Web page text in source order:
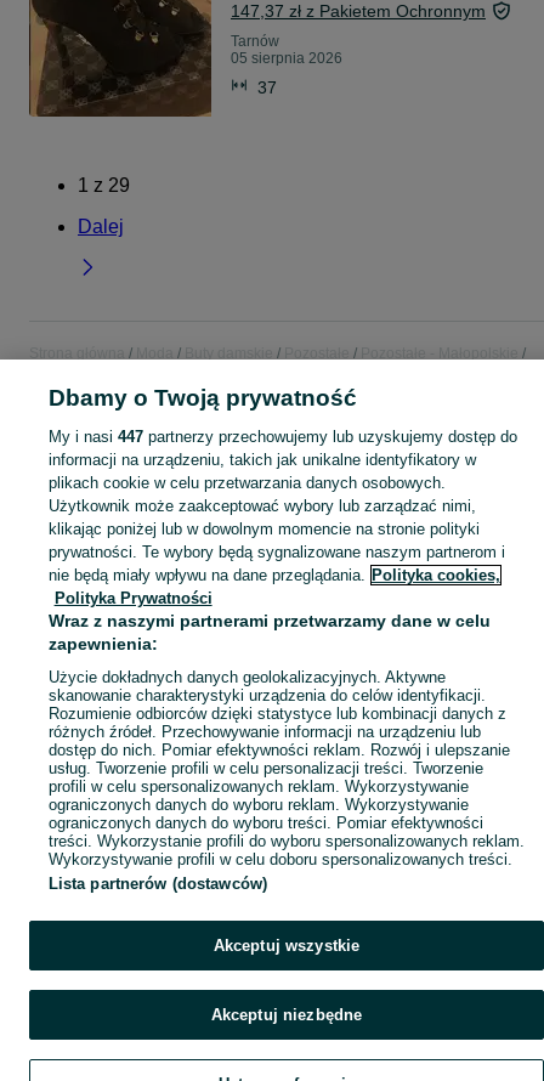
147,37 zł z Pakietem Ochronnym
Tarnów
05 sierpnia 2026
37
1 z 29
Dalej
Strona główna Moda Buty damskie Pozostałe
Pozostałe - Małopolskie
KATEGORIA
Sprzedaż pozostałych butów damskich Tarnów ▶️ różne style, fasony i okazje ✅ Nowe i używane w atrakcyjnych cenach ✌ Znajdź oferty na OLX.pl! Zobacz
Mapa kategorii
Mapa miejscowości
Mapa ministron
Popularne wyszukiwania
Dbamy o Twoją prywatność
My i nasi 447partnerzy przechowujemy lub uzyskujemy dostęp do
informacji na urządzeniu, takich jak unikalne identyfikatory w
plikach cookie w celu przetwarzania danych osobowych.
Użytkownik może zaakceptować wybory lub zarządzać nimi,
klikając poniżej lub w dowolnym momencie na stronie polityki
prywatności. Te wybory będą sygnalizowane naszym partnerom i
nie będą miały wpływu na dane przeglądania. Polityka cookies,
Polityka Prywatności
Wraz z naszymi partnerami przetwarzamy dane w celu
zapewnienia:
Użycie dokładnych danych geolokalizacyjnych. Aktywne
skanowanie charakterystyki urządzenia do celów identyfikacji.
Rozumienie odbiorców dzięki statystyce lub kombinacji danych z
różnych źródeł. Przechowywanie informacji na urządzeniu lub
dostęp do nich. Pomiar efektywności reklam. Rozwój i ulepszanie
usług. Tworzenie profili w celu personalizacji treści. Tworzenie
profili w celu spersonalizowanych reklam. Wykorzystywanie
ograniczonych danych do wyboru reklam. Wykorzystywanie
ograniczonych danych do wyboru treści. Pomiar efektywności
treści. Wykorzystanie profili do wyboru spersonalizowanych reklam.
Wykorzystywanie profili w celu doboru spersonalizowanych treści.
Lista partnerów (dostawców)
Akceptuj wszystkie
Akceptuj niezbędne